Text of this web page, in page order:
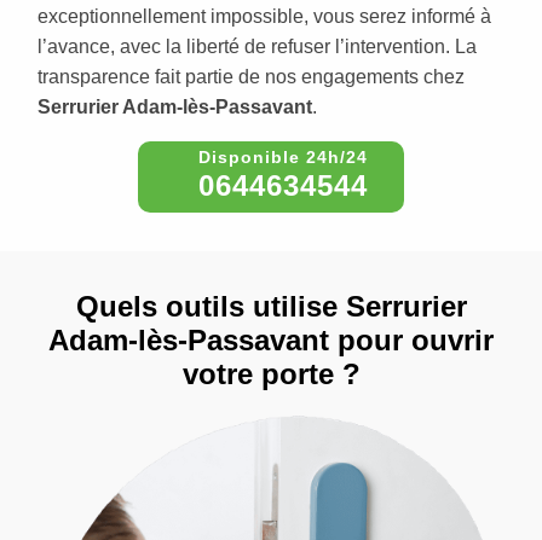
exceptionnellement impossible, vous serez informé à
l’avance, avec la liberté de refuser l’intervention. La
transparence fait partie de nos engagements chez
Serrurier Adam-lès-Passavant.
0644634544
Quels outils utilise Serrurier
Adam-lès-Passavant pour ouvrir
votre porte ?